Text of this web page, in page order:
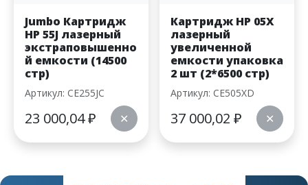
Jumbo Картридж
HP 55J лазерный
экстраповышенно
й емкости (14500
стр)
Артикул: CE255JC
23 000,04₽ ✕
Картридж HP 05X
лазерный
увеличенной
емкости упаковка
2 шт (2*6500 стр)
Артикул: CE505XD
37 000,02 ₽ ✕